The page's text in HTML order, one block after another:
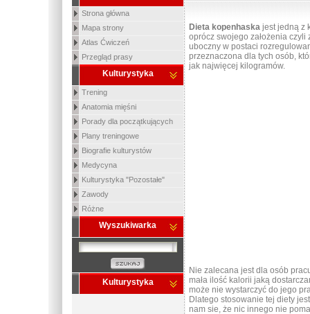
Strona główna
Mapa strony
Atlas Ćwiczeń
Przegląd prasy
Kulturystyka
Trening
Anatomia mięśni
Porady dla początkujących
Plany treningowe
Biografie kulturystów
Medycyna
Kulturystyka "Pozostałe"
Zawody
Różne
Wyszukiwarka
Kulturystyka
Dieta kopenhaska jest jedną z
oprócz swojego założenia
uboczny w postaci
przeznaczona dla tych osób,
jak najwięcej kilogramów.
Nie zalecana jest dla osób
mała ilość kalorii jaką
może nie wystarczyć do jego
Dlatego stosowanie tej diety
nam sie, że nic innego nie